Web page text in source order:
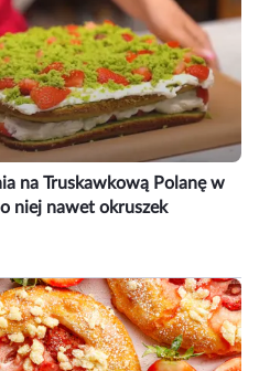
na Truskawkową Polanę w
niej nawet okruszek